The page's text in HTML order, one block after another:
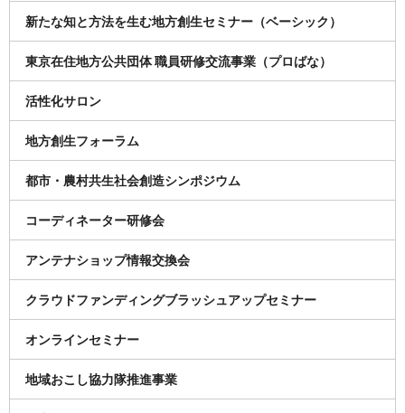
新たな知と方法を生む地方創生セミナー（ベーシック）
東京在住地方公共団体 職員研修交流事業（プロばな）
活性化サロン
地方創生フォーラム
都市・農村共生社会創造シンポジウム
コーディネーター研修会
アンテナショップ情報交換会
クラウドファンディングブラッシュアップセミナー
オンラインセミナー
地域おこし協力隊推進事業